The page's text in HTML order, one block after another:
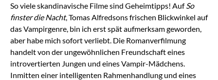
So viele skandinavische Filme sind Geheimtipps! AufSo
finster die Nacht, Tomas Alfredsons frischen Blickwinkel auf
das Vampirgenre, bin ich erst spät aufmerksam geworden,
aber habe mich sofort verliebt. Die Romanverfilmung
handelt von der ungewöhnlichen Freundschaft eines
introvertierten Jungen und eines Vampir-Mädchens.
Inmitten einer intelligenten Rahmenhandlung und eines